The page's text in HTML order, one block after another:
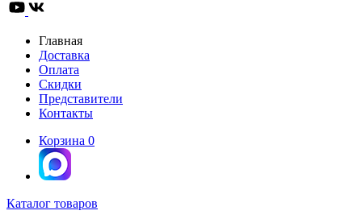
Главная
Доставка
Оплата
Скидки
Представители
Контакты
Корзина 0
Каталог товаров